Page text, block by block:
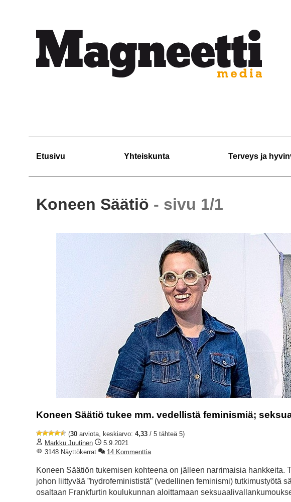
Etusivu Yhteiskunta Terveys ja
Koneen Säätiö - sivu 1/1
Koneen Säätiö tukee mm. vedellistä feminismiä;
(30 arviota, keskiarvo: 4,33 / 5 tähteä 5)
Markku Juutinen
5.9.2021
3148 Näyttökerrat
14 Kommenttia
Koneen Säätiön tukemisen kohteena on jälleen narrimaisia hankkeita.
johon liittyvää ”hydrofeminististä” (vedellinen feminismi) tutkimustyötä
osaltaan Frankfurtin koulukunnan aloittamaan